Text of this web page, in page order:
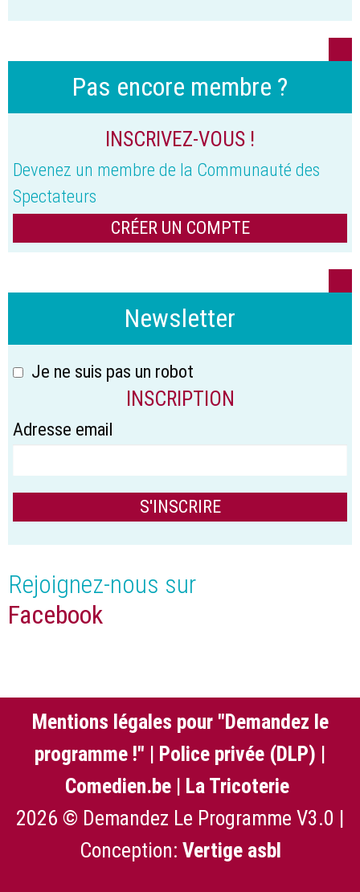
Pas encore membre ?
INSCRIVEZ-VOUS !
Devenez un membre de la Communauté des
Spectateurs
CRÉER UN COMPTE
Newsletter
Je ne suis pas un robot
INSCRIPTION
Adresse email
Rejoignez-nous sur
Facebook
Mentions légales pour "Demandez le
programme !" | Police privée (DLP) |
Comedien.be | La Tricoterie
2026 © Demandez Le Programme V3.0 |
Conception: Vertige asbl